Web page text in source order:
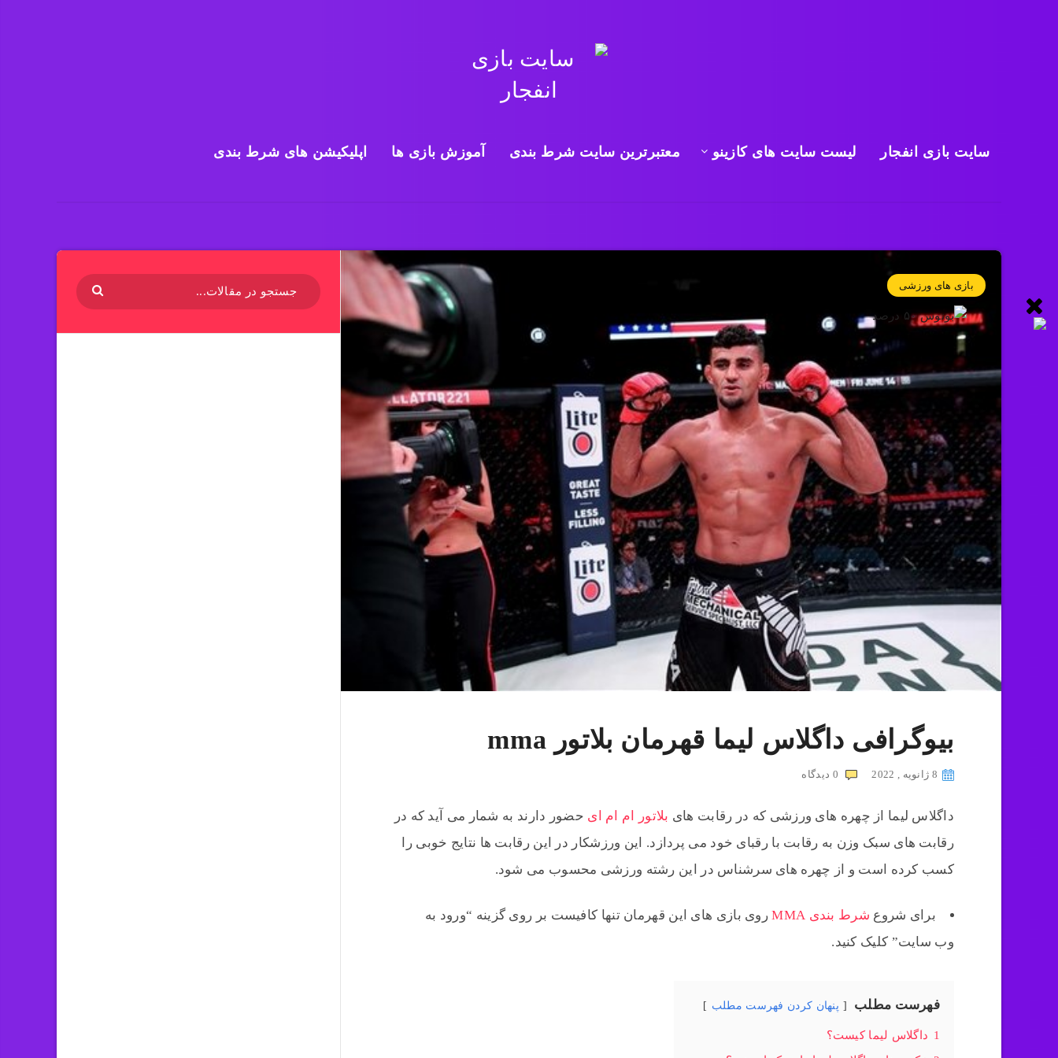
سایت بازی انفجار لیست سایت های کازینو معتبرترین سایت شرط بندی آموزش بازی ها اپلیکیشن های شرط بندی
بازی های ورزشی
بیوگرافی داگلاس لیما قهرمان بلاتور mma
8 ژانویه , 2022 0 دیدگاه
داگلاس لیما از چهره های ورزشی که در رقابت‌ های بلاتور ام ام ای حضور دارند به شمار می‌ آید که در
رقابت‌ های سبک وزن به رقابت با رقبای خود می‌ پردازد. این ورزشکار در این رقابت‌ ها نتایج خوبی را
کسب کرده است و از چهره های سرشناس در این رشته ورزشی محسوب می شود.
برای شروع شرط بندی MMA
روی بازی های این قهرمان تنها کافیست بر روی گزینه “ورود به
وب سایت” کلیک کنید.
فهرست مطلب پنهان کردن فهرست مطلب
1 داگلاس لیما کیست؟